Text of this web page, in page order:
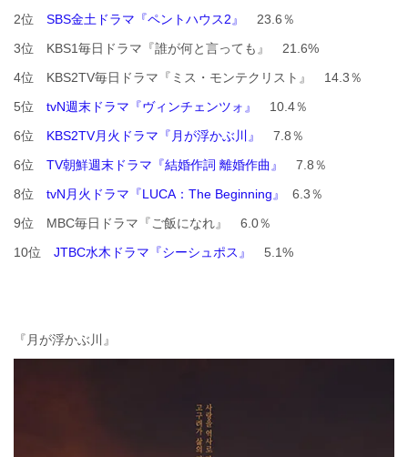
2位 SBS金土ドラマ『ペントハウス2』
23.6％
3位 KBS1毎日ドラマ『誰が何と言っても』 21.6%
4位 KBS2TV毎日ドラマ『ミス・モンテクリスト』 14.3％
5位 tvN週末ドラマ『ヴィンチェンツォ』
10.4％
6位 KBS2TV月火ドラマ『月が浮かぶ川』
7.8％
6位 TV朝鮮週末ドラマ『結婚作詞 離婚作曲』
7.8％
8位 tvN月火ドラマ『LUCA：The Beginning』
6.3％
9位 MBC毎日ドラマ『ご飯になれ』 6.0％
10位 JTBC水木ドラマ『シーシュポス』 5.1%
『月が浮かぶ川』